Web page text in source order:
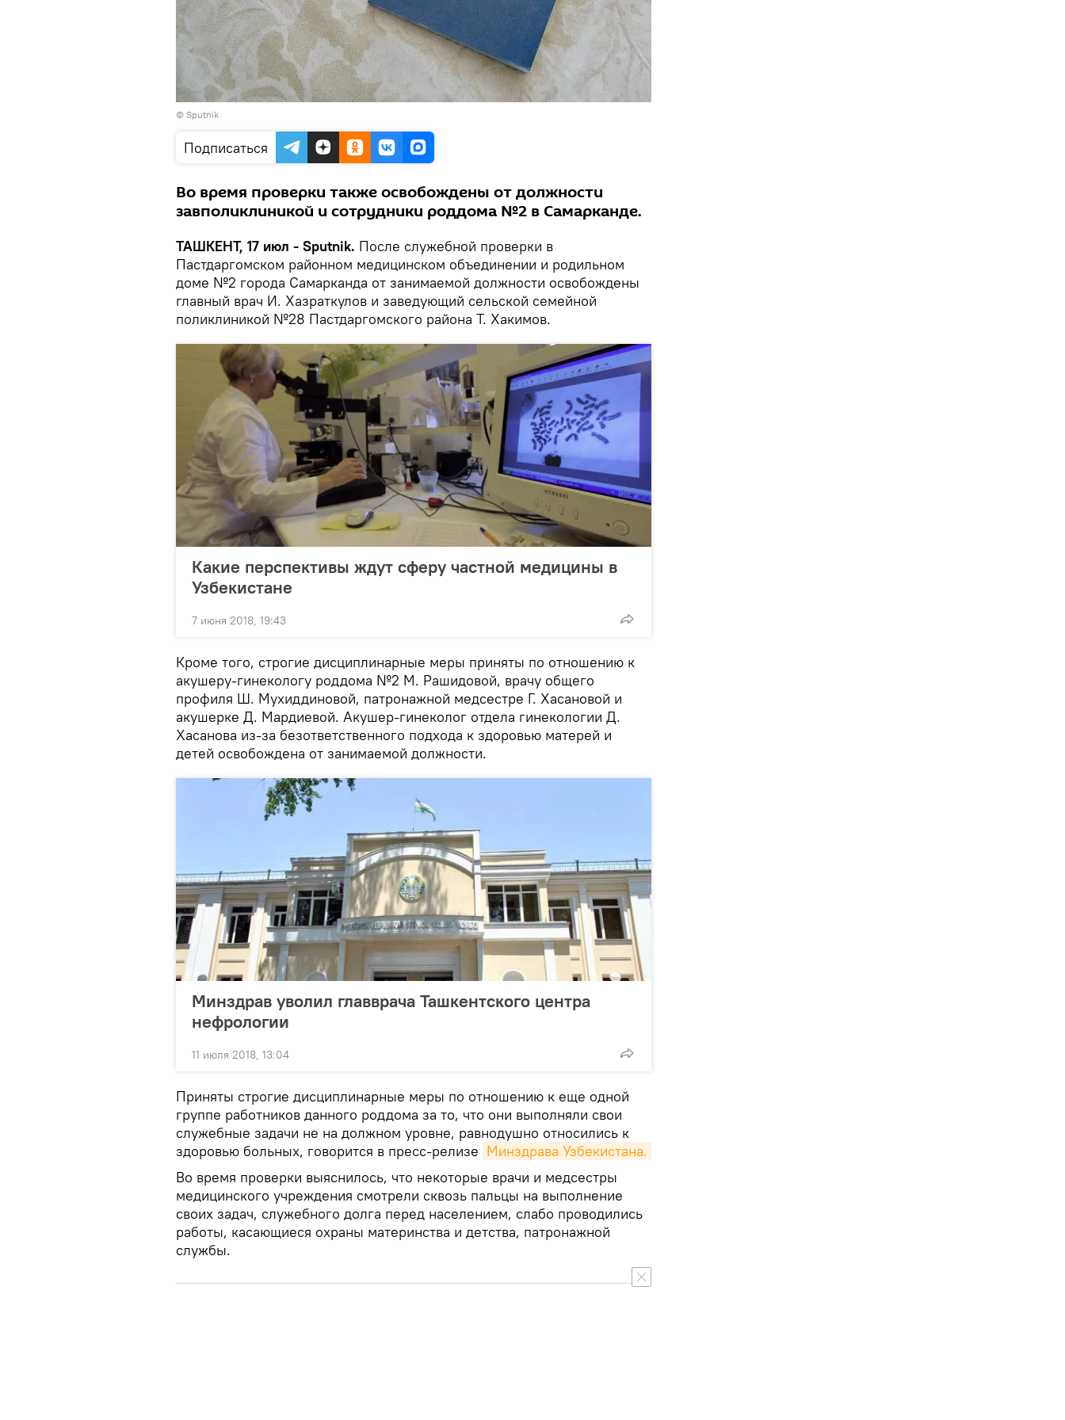
© Sputnik
Подписаться
Во время проверки также освобождены от должности
завполиклиникой и сотрудники роддома №2 в Самарканде.
ТАШКЕНТ, 17 июл - Sputnik. После служебной проверки в
Пастдаргомском районном медицинском объединении и родильном
доме №2 города Самарканда от занимаемой должности освобождены
главный врач И. Хазраткулов и заведующий сельской семейной
поликлиникой №28 Пастдаргомского района Т. Хакимов.
Какие перспективы ждут сферу частной медицины в
Узбекистане
7 июня 2018, 19:43
Кроме того, строгие дисциплинарные меры приняты по отношению к
акушеру-гинекологу роддома №2 М. Рашидовой, врачу общего
профиля Ш. Мухиддиновой, патронажной медсестре Г. Хасановой и
акушерке Д. Мардиевой. Акушер-гинеколог отдела гинекологии Д.
Хасанова из-за безответственного подхода к здоровью матерей и
детей освобождена от занимаемой должности.
Минздрав уволил главврача Ташкентского центра
нефрологии
11 июля 2018, 13:04
Приняты строгие дисциплинарные меры по отношению к еще одной
группе работников данного роддома за то, что они выполняли свои
служебные задачи не на должном уровне, равнодушно относились к
здоровью больных, говорится в пресс-релизе Минздрава Узбекистана.
Во время проверки выяснилось, что некоторые врачи и медсестры
медицинского учреждения смотрели сквозь пальцы на выполнение
своих задач, служебного долга перед населением, слабо проводились
работы, касающиеся охраны материнства и детства, патронажной
службы.